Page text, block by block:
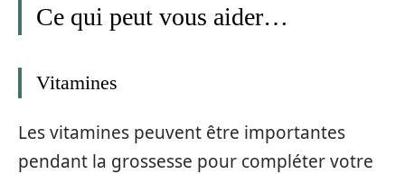
Ce qui peut vous aider…
Vitamines
Les vitamines peuvent être importantes
pendant la grossesse pour compléter votre